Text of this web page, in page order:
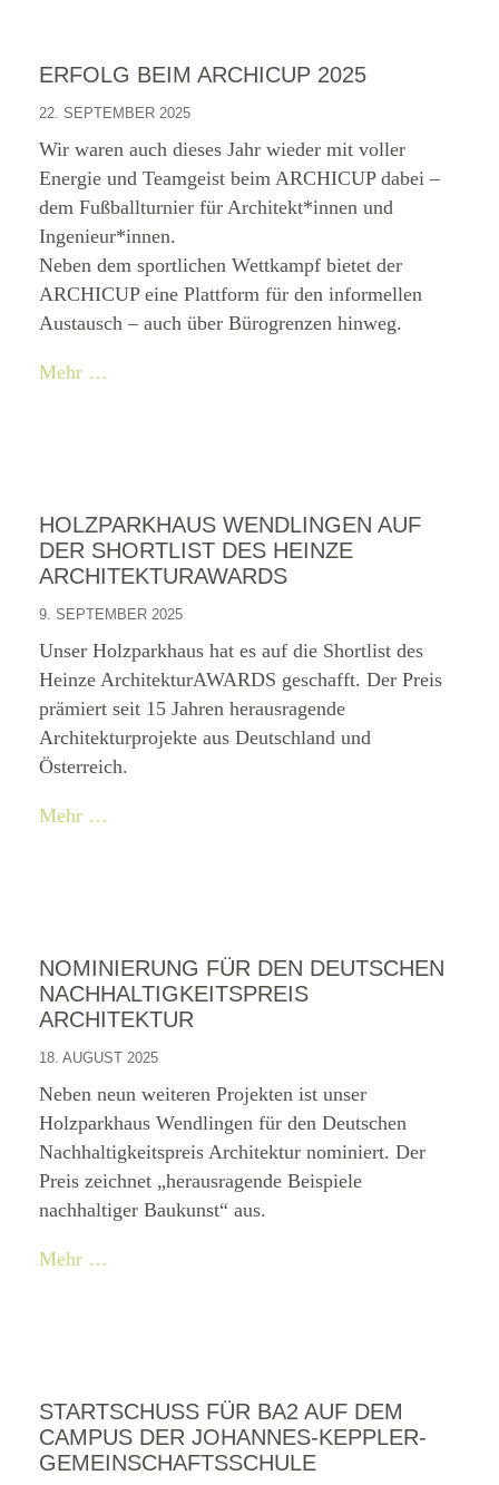
ERFOLG BEIM ARCHICUP 2025
22. SEPTEMBER 2025
Wir waren auch dieses Jahr wieder mit voller
Energie und Teamgeist beim ARCHICUP dabei –
dem Fußballturnier für Architekt*innen und
Ingenieur*innen.
Neben dem sportlichen Wettkampf bietet der
ARCHICUP eine Plattform für den informellen
Austausch – auch über Bürogrenzen hinweg.
Mehr …
HOLZPARKHAUS WENDLINGEN AUF
DER SHORTLIST DES HEINZE
ARCHITEKTURAWARDS
9. SEPTEMBER 2025
Unser Holzparkhaus hat es auf die Shortlist des
Heinze ArchitekturAWARDS geschafft. Der Preis
prämiert seit 15 Jahren herausragende
Architekturprojekte aus Deutschland und
Österreich.
Mehr …
NOMINIERUNG FÜR DEN DEUTSCHEN
NACHHALTIGKEITSPREIS
ARCHITEKTUR
18. AUGUST 2025
Neben neun weiteren Projekten ist unser
Holzparkhaus Wendlingen für den Deutschen
Nachhaltigkeitspreis Architektur nominiert. Der
Preis zeichnet „herausragende Beispiele
nachhaltiger Baukunst“ aus.
Mehr …
STARTSCHUSS FÜR BA2 AUF DEM
CAMPUS DER JOHANNES-KEPPLER-
GEMEINSCHAFTSSCHULE